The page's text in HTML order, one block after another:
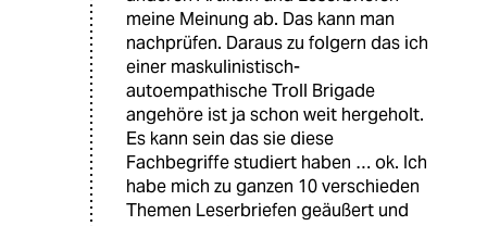
meine Meinung ab. Das kann man
nachprüfen. Daraus zu folgern das ich
einer maskulinistisch-
autoempathische Troll Brigade
angehöre ist ja schon weit hergeholt.
Es kann sein das sie diese
Fachbegriffe studiert haben … ok. Ich
habe mich zu ganzen 10 verschieden
Themen Leserbriefen geäußert und